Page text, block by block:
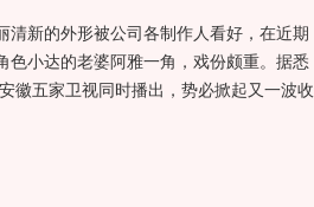
新的外形被公司各制作人看好，在近期
色小达的老婆阿雅一角，戏份颇重。据悉
徽五家卫视同时播出，势必掀起又一波收